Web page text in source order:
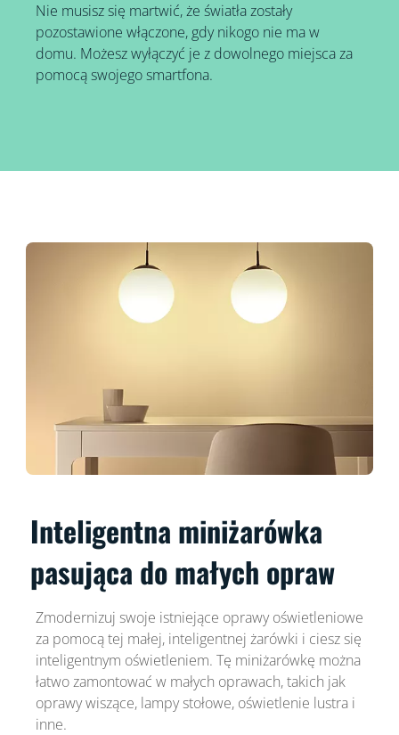
Nie musisz się martwić, że światła zostały
pozostawione włączone, gdy nikogo nie ma w
domu. Możesz wyłączyć je z dowolnego miejsca za
pomocą swojego smartfona.
Inteligentna miniżarówka
pasująca do małych opraw
Zmodernizuj swoje istniejące oprawy oświetleniowe
za pomocą tej małej, inteligentnej żarówki i ciesz się
inteligentnym oświetleniem. Tę miniżarówkę można
łatwo zamontować w małych oprawach, takich jak
oprawy wiszące, lampy stołowe, oświetlenie lustra i
inne.